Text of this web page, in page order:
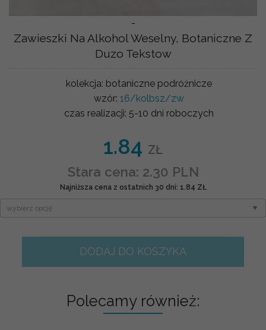
-
Zawieszki Na Alkohol Weselny, Botaniczne Z
Duzo Tekstow
kolekcja: botaniczne podróżnicze
wzór: 16/kolbsz/zw
czas realizacji: 5-10 dni roboczych
1.84 ZŁ
Stara cena: 2.30 PLN
Najniższa cena z ostatnich 30 dni: 1.84 ZŁ
DODAJ DO KOSZYKA
Polecamy również: